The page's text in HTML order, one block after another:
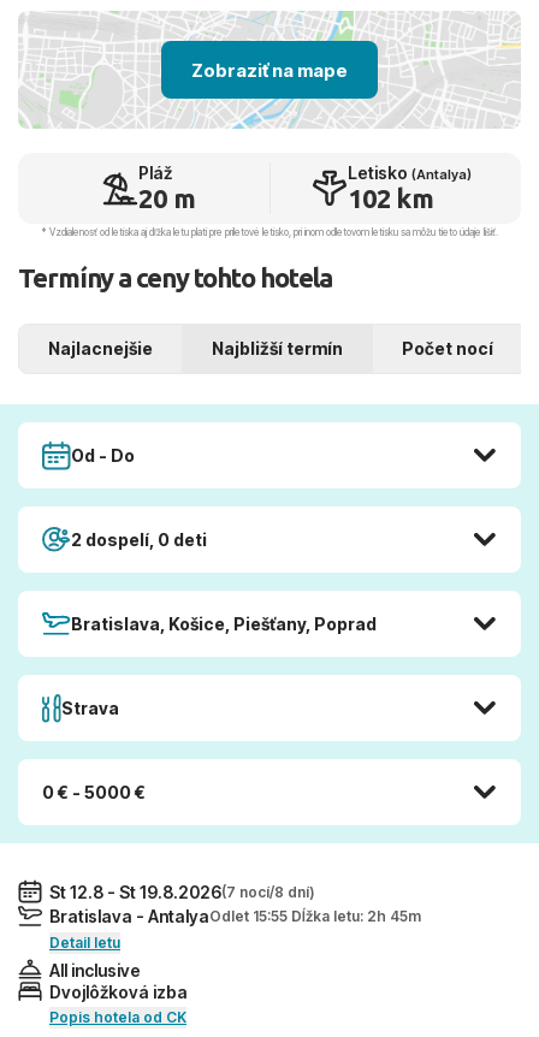
Zobraziť na mape
Pláž
20 m
Letisko (Antalya)
102 km
* Vzdialenosť od letiska aj dľžka letu platí pre príletové letisko, pri inom odletovom letisku sa môžu tieto údaje líšiť.
Termíny a ceny tohto hotela
Najlacnejšie Najbližší termín Počet nocí
Od - Do
2 dospelí, 0 deti
Bratislava, Košice, Piešťany, Poprad
Strava
0 € - 5000 €
St 12.8 - St 19.8.2026(7 nocí/8 dní)
Bratislava - AntalyaOdlet 15:55 Dĺžka letu: 2h 45m
Detail letu
All inclusive
Dvojlôžková izba
Popis hotela od CK